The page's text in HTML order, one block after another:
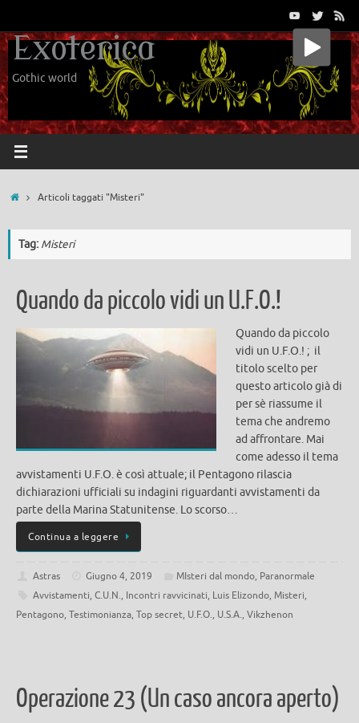
contenuto
Exoterica
Gothic world
HomeArticoli taggati "Misteri"
Tag: Misteri
Quando da piccolo vidi un U.F.O.!
Quando da piccolo
vidi un U.F.O.! ; il
titolo scelto per
questo articolo già di
per sè riassume il
tema che andremo
ad affrontare. Mai
come adesso il tema
avvistamenti U.F.O. è così attuale; il Pentagono rilascia
dichiarazioni ufficiali su indagini riguardanti avvistamenti da
parte della Marina Statunitense. Lo scorso…
Continua a leggere
Astras Giugno 4, 2019 MIsteri dal mondo, Paranormale
Avvistamenti, C.U.N., Incontri ravvicinati, Luis Elizondo, Misteri,
Pentagono, Testimonianza, Top secret, U.F.O., U.S.A., Vikzhenon
Operazione 23 (Un caso ancora aperto)